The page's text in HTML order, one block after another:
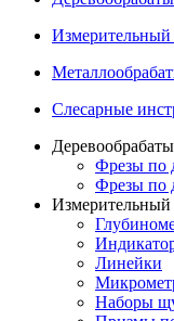
Измерительный
Слесарные
Фрезы по
Фрезы по
Измерительный
Линейки
Наборы